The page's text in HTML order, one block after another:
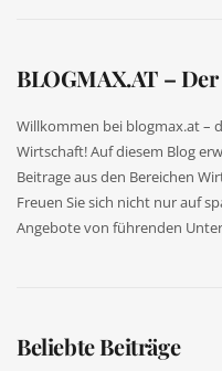
BLOGMAX.AT –
Willkommen bei blogmax.at –
Wirtschaft! Auf diesem Blog
Beitrage aus den Bereichen
Freuen Sie sich nicht nur auf
Angebote von führenden
Beliebte Beiträge